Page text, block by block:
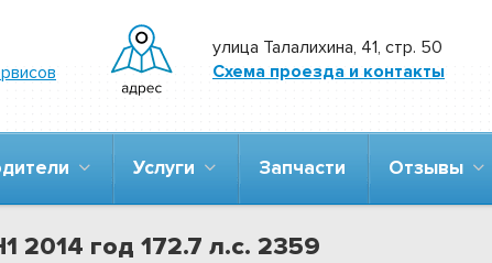
улица Талалихина, 41, стр. 50
Схема проезда и контакты
Услуги Запчасти Отзывы
2014 год 172.7 л.с. 2359